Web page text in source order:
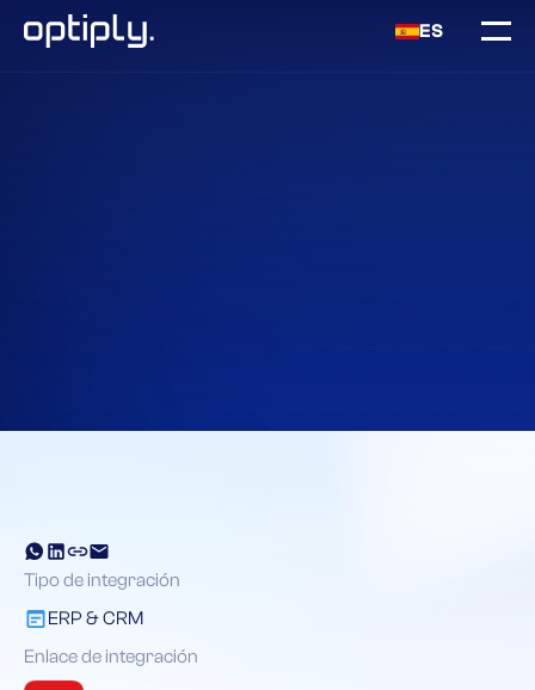
ES
Tipo de integración
ERP & CRM
Enlace de integración